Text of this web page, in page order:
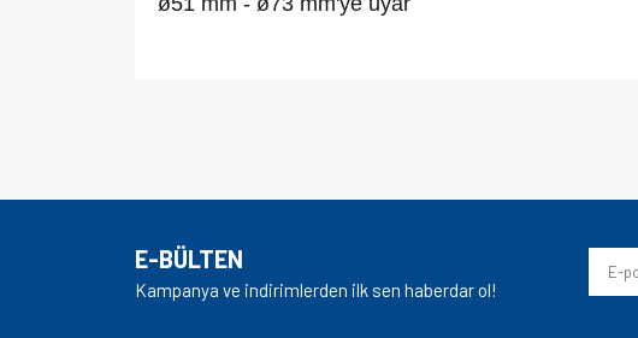
Ürün resmi kalitesiz, bozuk veya görüntülenemiyor.
Ürün bilgilerinde hatalar bulunuyor.
E-BÜLTEN
Kampanya ve indirimlerden ilk sen haberdar ol!